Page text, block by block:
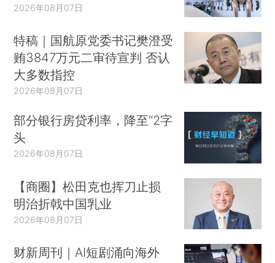
2026年08月07日
特稿｜国航原党委书记樊澄受
贿3847万元二审待宣判 否认
大多数指控
2026年08月07日
部分银行房贷利率，降至“2字
头
2026年08月07日
【商圈】松田克也挥刀止损
明治折戟中国乳业
2026年08月07日
财新周刊｜AI短剧涌向海外